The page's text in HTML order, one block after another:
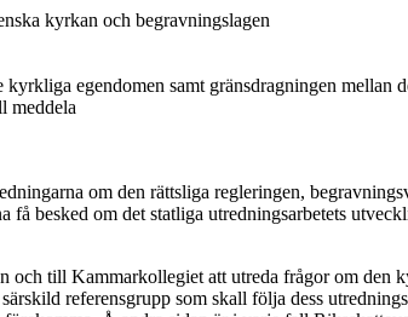
kyrkan och begravningslagen
egendomen samt gränsdragningen mellan
meddela
om den rättsliga regleringen,
besked om det statliga utredningsarbetets
till Kammarkollegiet att utreda frågor om den
referensgrupp som skall följa dess